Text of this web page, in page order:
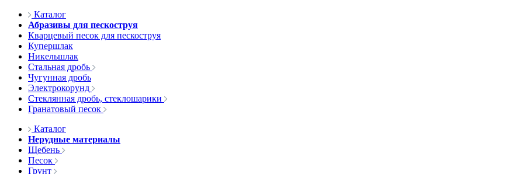
Каталог
Абразивы для пескоструя
Кварцевый песок для пескоструя
Купершлак
Никельшлак
Стальная дробь
Чугунная дробь
Электрокорунд
Стеклянная дробь, стеклошарики
Гранатовый песок
Каталог
Нерудные материалы
Щебень
Песок
Грунт